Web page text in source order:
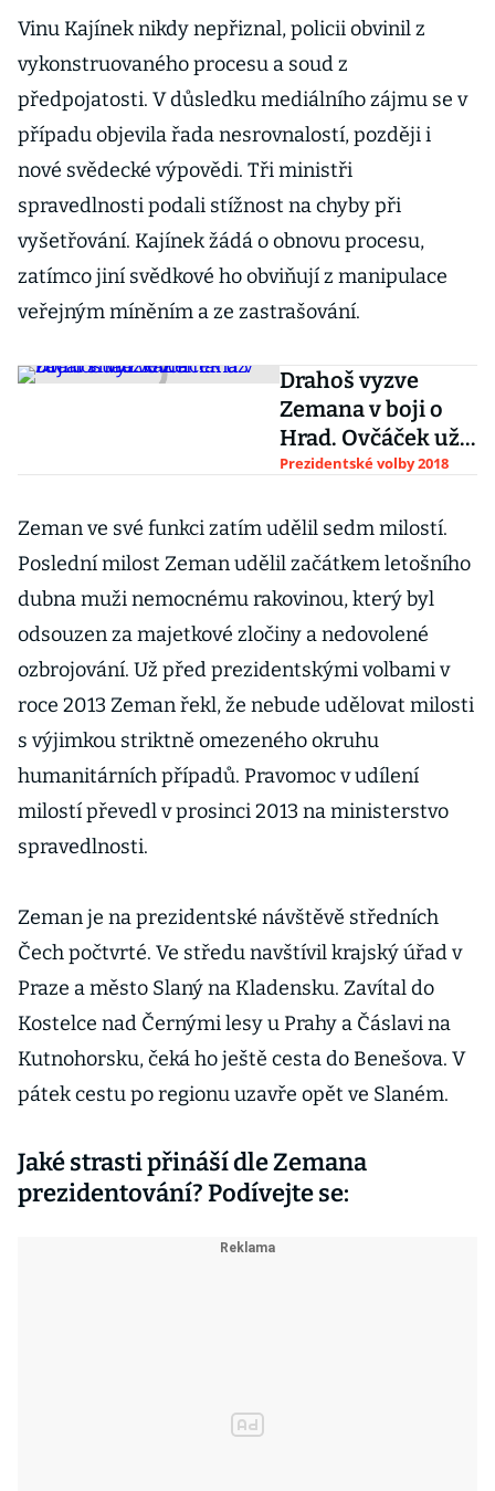
Vinu Kajínek nikdy nepřiznal, policii obvinil z
vykonstruovaného procesu a soud z
předpojatosti. V důsledku mediálního zájmu se v
případu objevila řada nesrovnalostí, později i
nové svědecké výpovědi. Tři ministři
spravedlnosti podali stížnost na chyby při
vyšetřování. Kajínek žádá o obnovu procesu,
zatímco jiní svědkové ho obviňují z manipulace
veřejným míněním a ze zastrašování.
Drahoš vyzve
Zemana v boji o
Hrad. Ovčáček už
začal s urážkami
Prezidentské volby 2018
Zeman ve své funkci zatím udělil sedm milostí.
Poslední milost Zeman udělil začátkem letošního
dubna muži nemocnému rakovinou, který byl
odsouzen za majetkové zločiny a nedovolené
ozbrojování. Už před prezidentskými volbami v
roce 2013 Zeman řekl, že nebude udělovat milosti
s výjimkou striktně omezeného okruhu
humanitárních případů. Pravomoc v udílení
milostí převedl v prosinci 2013 na ministerstvo
spravedlnosti.
Zeman je na prezidentské návštěvě středních
Čech počtvrté. Ve středu navštívil krajský úřad v
Praze a město Slaný na Kladensku. Zavítal do
Kostelce nad Černými lesy u Prahy a Čáslavi na
Kutnohorsku, čeká ho ještě cesta do Benešova. V
pátek cestu po regionu uzavře opět ve Slaném.
Jaké strasti přináší dle Zemana
prezidentování? Podívejte se: